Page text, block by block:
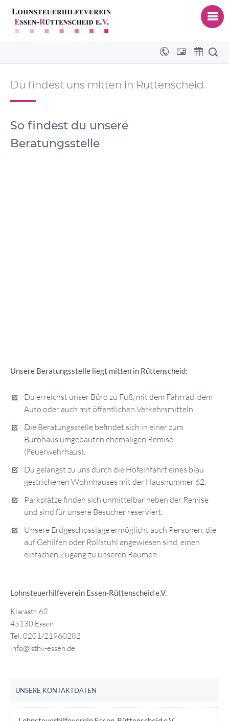
Beratungsstelle
Du findest uns mitten in Rüttenscheid.
So findest du unsere
Beratungsstelle
Unsere Beratungsstelle liegt mitten in Rüttenscheid:
Du erreichst unser Büro zu Fuß, mit dem Fahrrad, dem
Auto oder auch mit öffentlichen Verkehrsmitteln.
Die Beratungsstelle befindet sich in einer zum
Bürohaus umgebauten ehemaligen Remise
(Feuerwehrhaus).
Du gelangst zu uns durch die Hofeinfahrt eines blau
gestrichenen Wohnhauses mit der Hausnummer 62.
Parkplätze finden sich unmittelbar neben der Remise
und sind für unsere Besucher reserviert.
Unsere Erdgeschosslage ermöglicht auch Personen, die
auf Gehilfen oder Rollstuhl angewiesen sind, einen
einfachen Zugang zu unseren Räumen.
Lohnsteuerhilfeverein Essen-Rüttenscheid e.V.
Klarastr. 62
45130 Essen
Tel. 0201/21960282
info@lsthv-essen.de
UNSERE KONTAKTDATEN